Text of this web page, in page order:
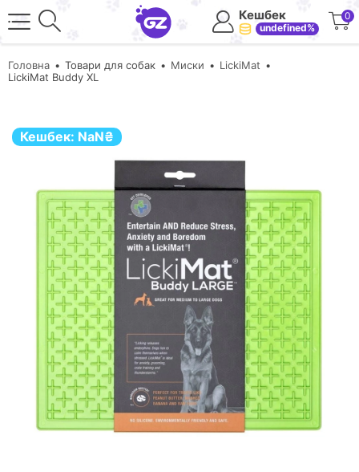
Кешбек
undefined%
0
Головна Товари для собак Миски
LickiMat
LickiMat Buddy XL
Кешбек: NaN₴